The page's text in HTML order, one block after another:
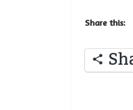
Share this: